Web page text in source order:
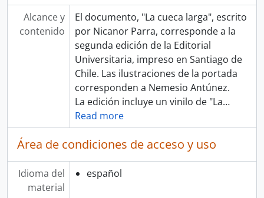
Alcance y
contenido
El documento, "La cueca larga", escrito
por Nicanor Parra, corresponde a la
segunda edición de la Editorial
Universitaria, impreso en Santiago de
Chile. Las ilustraciones de la portada
corresponden a Nemesio Antúnez.
La edición incluye un vinilo de "La…
Read more
Área de condiciones de acceso y uso
Idioma del
material
español